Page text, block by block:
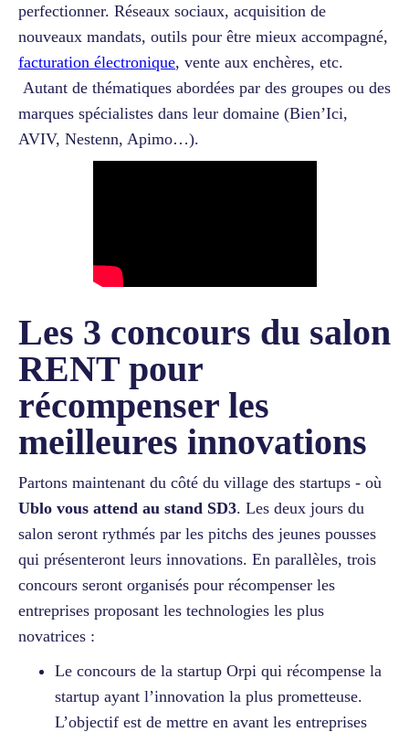
perfectionner. Réseaux sociaux, acquisition de
nouveaux mandats, outils pour être mieux accompagné,
facturation électronique, vente aux enchères, etc.
Autant de thématiques abordées par des groupes ou des
marques spécialistes dans leur domaine (Bien’Ici,
AVIV, Nestenn, Apimo…).
Les 3 concours du salon
RENT pour
récompenser les
meilleures innovations
Partons maintenant du côté du village des startups - où
Ublo vous attend au stand SD3. Les deux jours du
salon seront rythmés par les pitchs des jeunes pousses
qui présenteront leurs innovations. En parallèles, trois
concours seront organisés pour récompenser les
entreprises proposant les technologies les plus
novatrices :
Le concours de la startup Orpi qui récompense la
startup ayant l’innovation la plus prometteuse.
L’objectif est de mettre en avant les entreprises